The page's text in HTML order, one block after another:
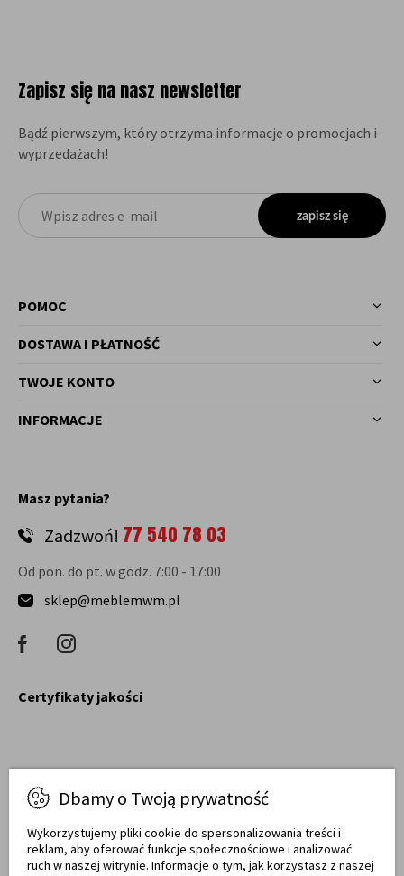
Zapisz się na nasz newsletter
Bądź pierwszym, który otrzyma informacje o promocjach i
wyprzedażach!
zapisz się
POMOC
DOSTAWA I PŁATNOŚĆ
TWOJE KONTO
INFORMACJE
Masz pytania?
Zadzwoń! 77 540 78 03
Od pon. do pt. w godz. 7:00 - 17:00
sklep@meblemwm.pl
Certyfikaty jakości
Raty obsługują
Dbamy o Twoją prywatność
Wykorzystujemy pliki cookie do spersonalizowania treści i
reklam, aby oferować funkcje społecznościowe i analizować
ruch w naszej witrynie. Informacje o tym, jak korzystasz z naszej